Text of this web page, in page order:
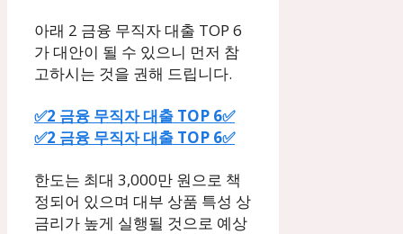
아래 2 금융 무직자 대출 TOP 6
가 대안이 될 수 있으니 먼저 참
고하시는 것을 권해 드립니다.
✅2 금융 무직자 대출 TOP 6✅
✅2 금융 무직자 대출 TOP 6✅
한도는 최대 3,000만 원으로 책
정되어 있으며 대부 상품 특성 상
금리가 높게 실행될 것으로 예상